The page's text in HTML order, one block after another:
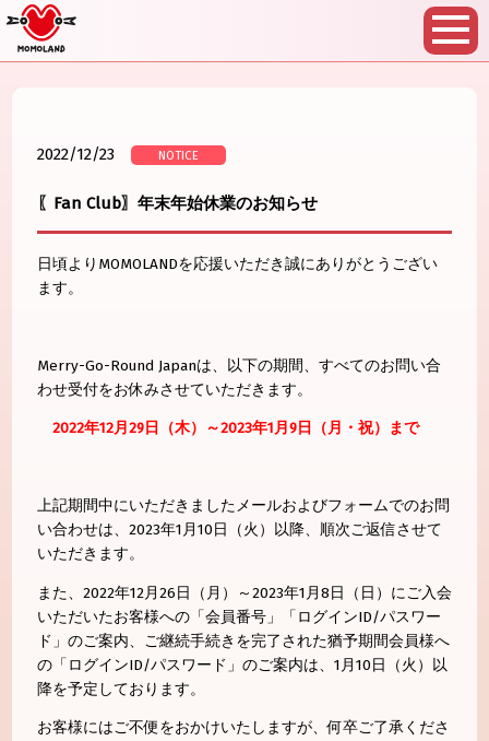
2022/12/23 NOTICE
〖Fan Club〗年末年始休業のお知らせ
日頃よりMOMOLANDを応援いただき誠にありがとうござい
ます。
Merry-Go-Round Japanは、以下の期間、すべてのお問い合
わせ受付をお休みさせていただきます。
2022年12月29日（木）～2023年1月9日（月・祝）まで
上記期間中にいただきましたメールおよびフォームでのお問
い合わせは、2023年1月10日（火）以降、順次ご返信させて
いただきます。
また、2022年12月26日（月）～2023年1月8日（日）にご入会
いただいたお客様への「会員番号」「ログインID/パスワー
ド」のご案内、ご継続手続きを完了された猶予期間会員様へ
の「ログインID/パスワード」のご案内は、1月10日（火）以
降を予定しております。
お客様にはご不便をおかけいたしますが、何卒ご了承くださ